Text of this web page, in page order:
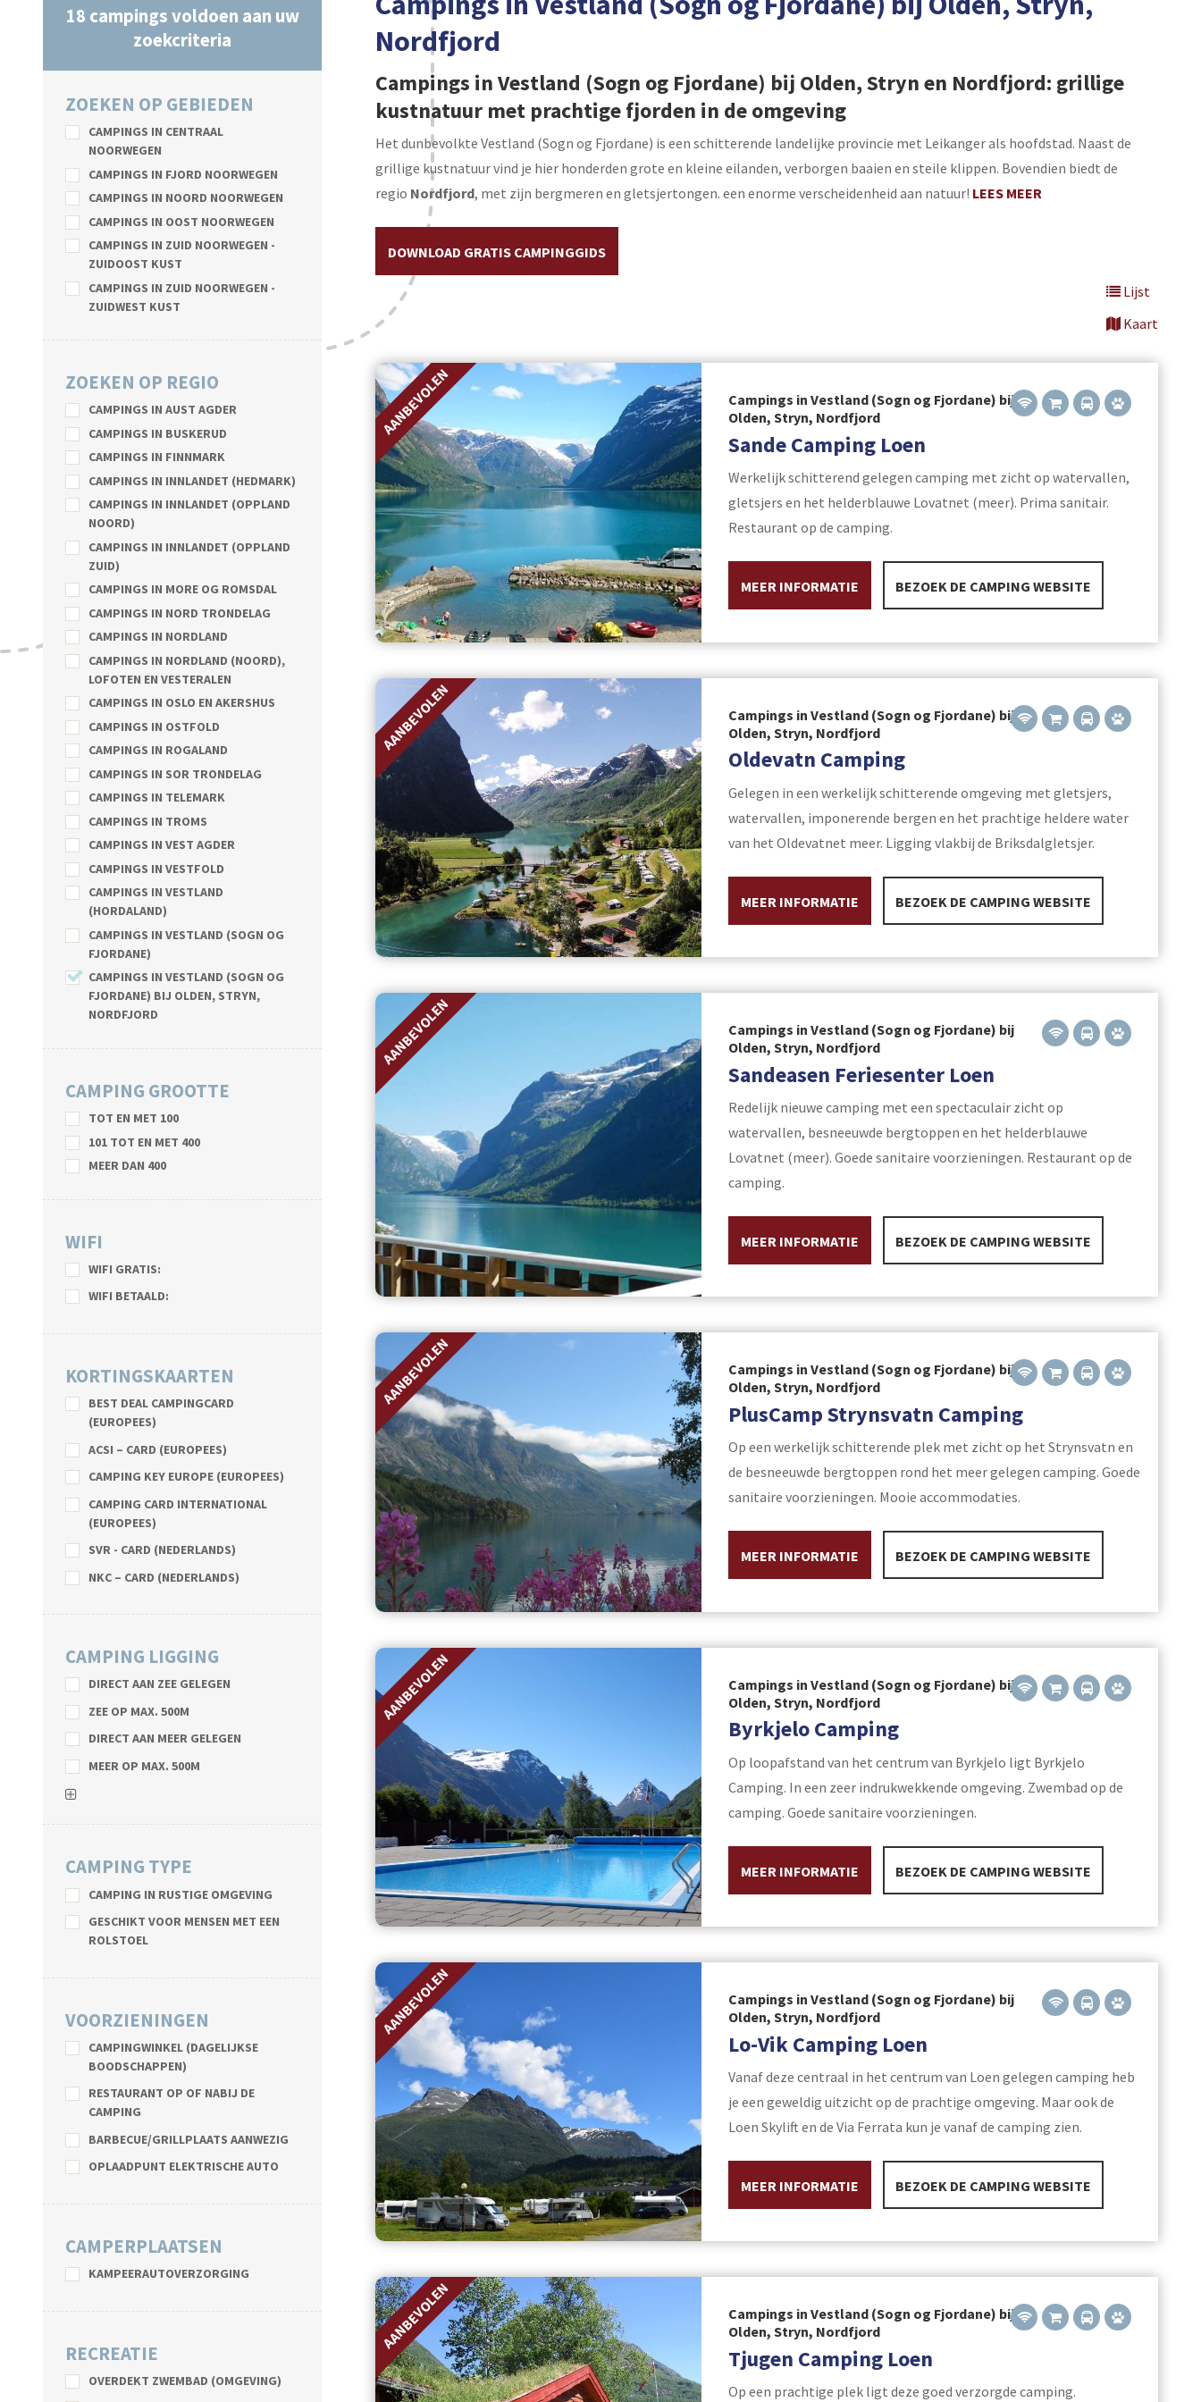
Nordfjord
Campings in Vestland (Sogn og Fjordane) bij Olden, Stryn en Nordfjord: grillige
kustnatuur met prachtige fjorden in de omgeving
Het dunbevolkte Vestland (Sogn og Fjordane) is een schitterende landelijke provincie met Leikanger als hoofdstad. Naast de
grillige kustnatuur vind je hier honderden grote en kleine eilanden, verborgen baaien en steile klippen. Bovendien biedt de
regio Nordfjord, met zijn bergmeren en gletsjertongen. een enorme verscheidenheid aan natuur! LEES MEER
DOWNLOAD GRATIS CAMPINGGIDS
Lijst
Kaart
AANBEVOLEN
Campings in Vestland (Sogn og Fjordane) bij
Olden, Stryn, Nordfjord
Sande Camping Loen
Werkelijk schitterend gelegen camping met zicht op watervallen,
gletsjers en het helderblauwe Lovatnet (meer). Prima sanitair.
Restaurant op de camping.
MEER INFORMATIE BEZOEK DE CAMPING WEBSITE
AANBEVOLEN
Campings in Vestland (Sogn og Fjordane) bij
Olden, Stryn, Nordfjord
Oldevatn Camping
Gelegen in een werkelijk schitterende omgeving met gletsjers,
watervallen, imponerende bergen en het prachtige heldere water
van het Oldevatnet meer. Ligging vlakbij de Briksdalgletsjer.
MEER INFORMATIE BEZOEK DE CAMPING WEBSITE
AANBEVOLEN
Campings in Vestland (Sogn og Fjordane) bij
Olden, Stryn, Nordfjord
Sandeasen Feriesenter Loen
Redelijk nieuwe camping met een spectaculair zicht op
watervallen, besneeuwde bergtoppen en het helderblauwe
Lovatnet (meer). Goede sanitaire voorzieningen. Restaurant op de
camping.
MEER INFORMATIE BEZOEK DE CAMPING WEBSITE
AANBEVOLEN
Campings in Vestland (Sogn og Fjordane) bij
Olden, Stryn, Nordfjord
PlusCamp Strynsvatn Camping
Op een werkelijk schitterende plek met zicht op het Strynsvatn en
de besneeuwde bergtoppen rond het meer gelegen camping. Goede
sanitaire voorzieningen. Mooie accommodaties.
MEER INFORMATIE BEZOEK DE CAMPING WEBSITE
AANBEVOLEN
Campings in Vestland (Sogn og Fjordane) bij
Olden, Stryn, Nordfjord
Byrkjelo Camping
Op loopafstand van het centrum van Byrkjelo ligt Byrkjelo
Camping. In een zeer indrukwekkende omgeving. Zwembad op de
camping. Goede sanitaire voorzieningen.
MEER INFORMATIE BEZOEK DE CAMPING WEBSITE
AANBEVOLEN
Campings in Vestland (Sogn og Fjordane) bij
Olden, Stryn, Nordfjord
Lo-Vik Camping Loen
Vanaf deze centraal in het centrum van Loen gelegen camping heb
je een geweldig uitzicht op de prachtige omgeving. Maar ook de
Loen Skylift en de Via Ferrata kun je vanaf de camping zien.
MEER INFORMATIE BEZOEK DE CAMPING WEBSITE
AANBEVOLEN
Campings in Vestland (Sogn og Fjordane) bij
Olden, Stryn, Nordfjord
Tjugen Camping Loen
Op een prachtige plek ligt deze goed verzorgde camping.
18 campings voldoen aan uw
zoekcriteria
ZOEKEN OP GEBIEDEN
CAMPINGS IN CENTRAAL
NOORWEGEN
CAMPINGS IN FJORD NOORWEGEN
CAMPINGS IN NOORD NOORWEGEN
CAMPINGS IN OOST NOORWEGEN
CAMPINGS IN ZUID NOORWEGEN -
ZUIDOOST KUST
CAMPINGS IN ZUID NOORWEGEN -
ZUIDWEST KUST
ZOEKEN OP REGIO
CAMPINGS IN AUST AGDER
CAMPINGS IN BUSKERUD
CAMPINGS IN FINNMARK
CAMPINGS IN INNLANDET (HEDMARK)
CAMPINGS IN INNLANDET (OPPLAND
NOORD)
CAMPINGS IN INNLANDET (OPPLAND
ZUID)
CAMPINGS IN MORE OG ROMSDAL
CAMPINGS IN NORD TRONDELAG
CAMPINGS IN NORDLAND
CAMPINGS IN NORDLAND (NOORD),
LOFOTEN EN VESTERALEN
CAMPINGS IN OSLO EN AKERSHUS
CAMPINGS IN OSTFOLD
CAMPINGS IN ROGALAND
CAMPINGS IN SOR TRONDELAG
CAMPINGS IN TELEMARK
CAMPINGS IN TROMS
CAMPINGS IN VEST AGDER
CAMPINGS IN VESTFOLD
CAMPINGS IN VESTLAND
(HORDALAND)
CAMPINGS IN VESTLAND (SOGN OG
FJORDANE)
CAMPINGS IN VESTLAND (SOGN OG
FJORDANE) BIJ OLDEN, STRYN,
NORDFJORD
CAMPING GROOTTE
TOT EN MET 100
101 TOT EN MET 400
MEER DAN 400
WIFI
WIFI GRATIS:
WIFI BETAALD:
KORTINGSKAARTEN
BEST DEAL CAMPINGCARD
(EUROPEES)
ACSI – CARD (EUROPEES)
CAMPING KEY EUROPE (EUROPEES)
CAMPING CARD INTERNATIONAL
(EUROPEES)
SVR - CARD (NEDERLANDS)
NKC – CARD (NEDERLANDS)
CAMPING LIGGING
DIRECT AAN ZEE GELEGEN
ZEE OP MAX. 500M
DIRECT AAN MEER GELEGEN
MEER OP MAX. 500M
CAMPING TYPE
CAMPING IN RUSTIGE OMGEVING
GESCHIKT VOOR MENSEN MET EEN
ROLSTOEL
VOORZIENINGEN
CAMPINGWINKEL (DAGELIJKSE
BOODSCHAPPEN)
RESTAURANT OP OF NABIJ DE
CAMPING
BARBECUE/GRILLPLAATS AANWEZIG
OPLAADPUNT ELEKTRISCHE AUTO
CAMPERPLAATSEN
KAMPEERAUTOVERZORGING
RECREATIE
OVERDEKT ZWEMBAD (OMGEVING)